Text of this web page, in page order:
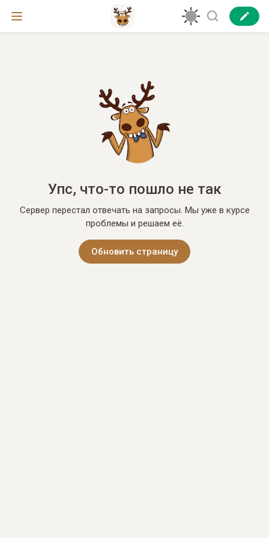
Упс, что-то пошло не так
Сервер перестал отвечать на запросы. Мы уже в курсе
проблемы и решаем её.
Обновить страницу